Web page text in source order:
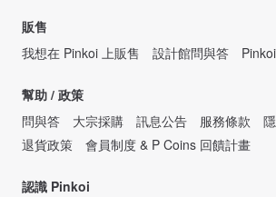
販售
我想在 Pinkoi 上販售
設計館問與答
幫助 / 政策
問與答
大宗採購 訊息公告 服務條款
退貨政策
會員制度 & P Coins 回饋計畫
認識 Pinkoi